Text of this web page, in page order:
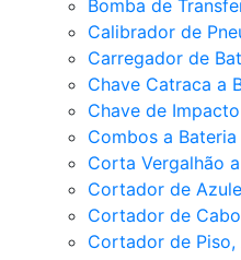
Bomba de
Calibrador de
Carregador de
Chave Catraca a
Chave de
Combos a Bateria
Corta Vergalhão
Cortador de
Cortador de
Cortador de